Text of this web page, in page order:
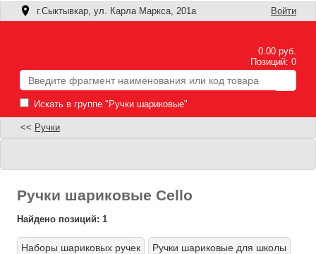
г.Сыктывкар, ул. Карла Маркса, 201а Войти
0.00 руб.
Позиций: 0
Искать в группе "Ручки шариковые"
<< Ручки
Ручки шариковые Cello
Найдено позиций: 1
Наборы шариковых ручек Ручки шариковые для школы